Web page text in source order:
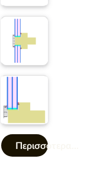
Περισσότερα...